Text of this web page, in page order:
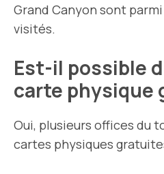
Grand Canyon sont
visités.
Est-il possible
carte physique
Oui, plusieurs offices du
cartes physiques